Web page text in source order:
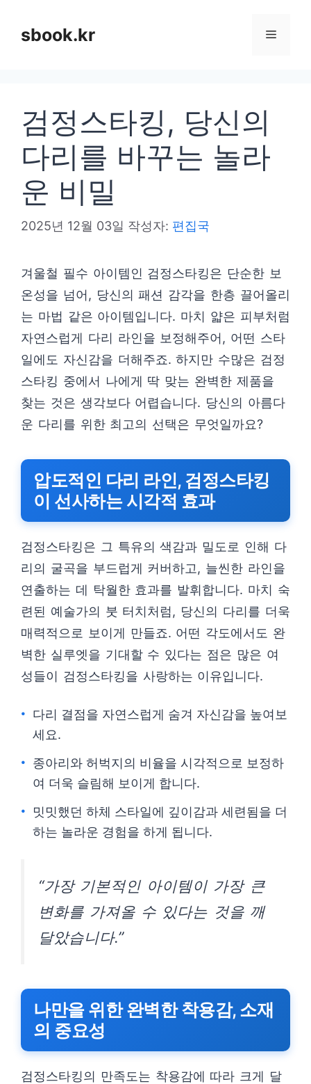
sbook.kr 메
검정스타킹, 당신의
다리를 바꾸는 놀라
운 비밀
2025년 12월 03일 작성자: 편집국
겨울철 필수 아이템인 검정스타킹은 단순한 보
온성을 넘어, 당신의 패션 감각을 한층 끌어올리
는 마법 같은 아이템입니다. 마치 얇은 피부처럼
자연스럽게 다리 라인을 보정해주어, 어떤 스타
일에도 자신감을 더해주죠. 하지만 수많은 검정
스타킹 중에서 나에게 딱 맞는 완벽한 제품을
찾는 것은 생각보다 어렵습니다. 당신의 아름다
운 다리를 위한 최고의 선택은 무엇일까요?
압도적인 다리 라인, 검정스타킹
이 선사하는 시각적 효과
검정스타킹은 그 특유의 색감과 밀도로 인해 다
리의 굴곡을 부드럽게 커버하고, 늘씬한 라인을
연출하는 데 탁월한 효과를 발휘합니다. 마치 숙
련된 예술가의 붓 터치처럼, 당신의 다리를 더욱
매력적으로 보이게 만들죠. 어떤 각도에서도 완
벽한 실루엣을 기대할 수 있다는 점은 많은 여
성들이 검정스타킹을 사랑하는 이유입니다.
다리 결점을 자연스럽게 숨겨 자신감을 높여보
세요.
종아리와 허벅지의 비율을 시각적으로 보정하
여 더욱 슬림해 보이게 합니다.
밋밋했던 하체 스타일에 깊이감과 세련됨을 더
하는 놀라운 경험을 하게 됩니다.
“가장 기본적인 아이템이 가장 큰
변화를 가져올 수 있다는 것을 깨
달았습니다.”
나만을 위한 완벽한 착용감, 소재
의 중요성
검정스타킹의 만족도는 착용감에 따라 크게 달